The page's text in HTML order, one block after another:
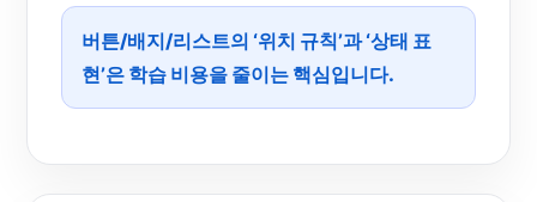
버튼/배지/리스트의 ‘위치 규칙’과 ‘상태 표
현’은 학습 비용을 줄이는 핵심입니다.